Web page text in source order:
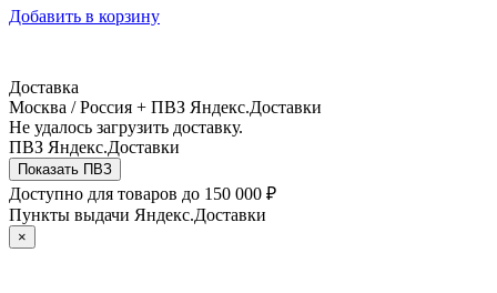
Добавить в корзину
Доставка
Москва / Россия + ПВЗ Яндекс.Доставки
Не удалось загрузить доставку.
ПВЗ Яндекс.Доставки
Показать ПВЗ
Доступно для товаров до 150 000 ₽
Пункты выдачи Яндекс.Доставки
×